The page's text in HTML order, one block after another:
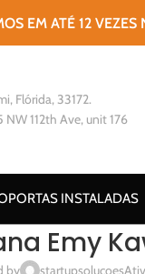
EM ATÉ 12
Flórida, 33172.
NW 112th Ave, unit 176
PORTAS INSTALADAS
Emy
by startupsolucoes